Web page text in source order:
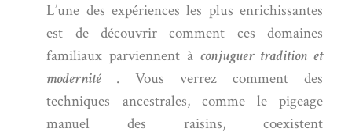
L’une des expériences les plus enrichissantes
est de découvrir comment ces domaines
familiaux parviennent à conjuguer tradition et
modernité . Vous verrez comment des
techniques ancestrales, comme le pigeage
manuel des raisins, coexistent